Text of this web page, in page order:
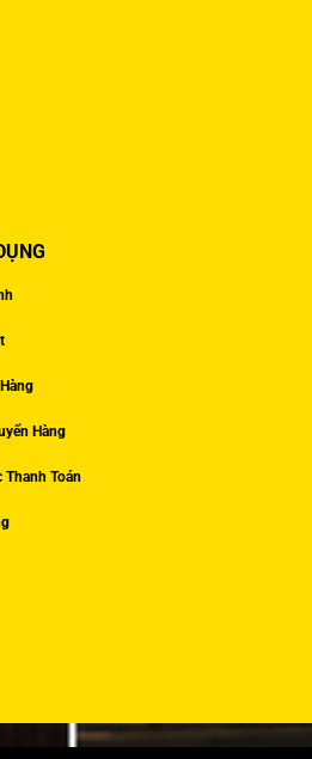
Hàng
Thanh Toán